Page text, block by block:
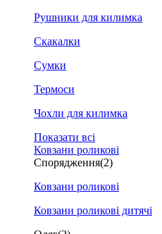
Рушники для килимка
Скакалки
Сумки
Термоси
Чохли для килимка
Показати всі
Ковзани роликові
Спорядження(2)
Ковзани роликові
Ковзани роликові дитячі